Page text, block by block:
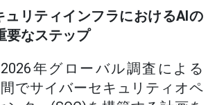
ュリティインフラにおけるAIの
要なステップ
2026年グローバル調査による
でサイバーセキュリティオペ